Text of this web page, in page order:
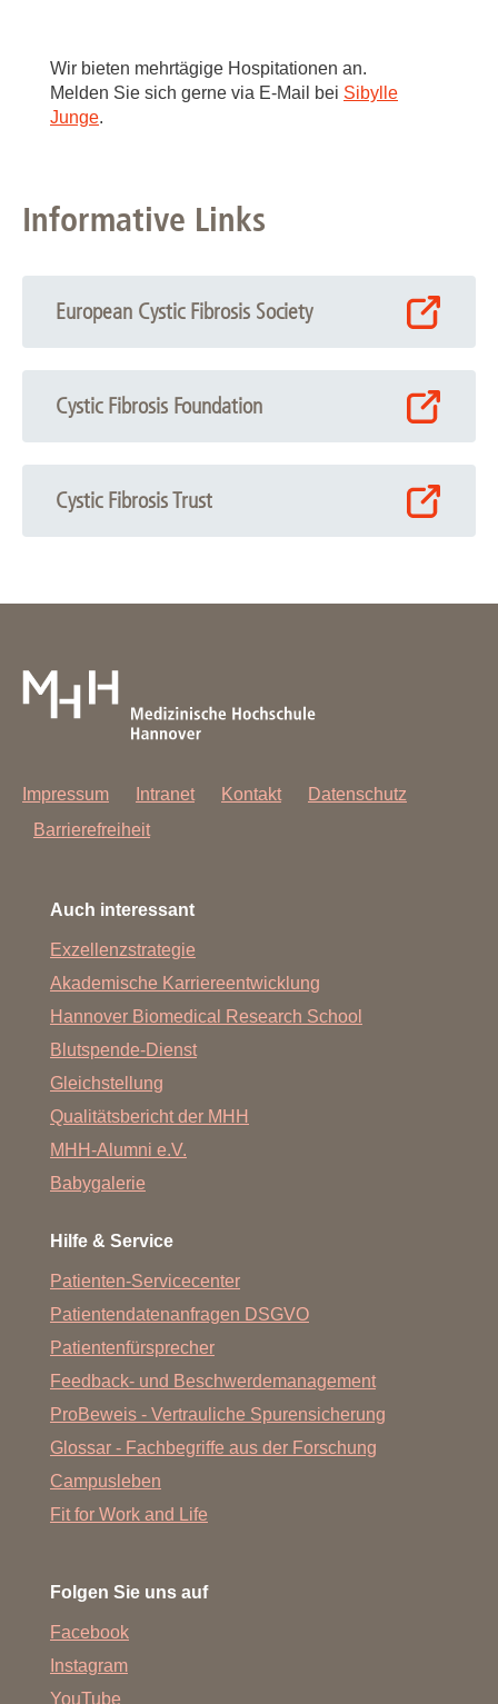
Wir bieten mehrtägige Hospitationen an.
Melden Sie sich gerne via E-Mail bei Sibylle
Junge.
Informative Links
European Cystic Fibrosis Society
Cystic Fibrosis Foundation
Cystic Fibrosis Trust
Impressum Intranet Kontakt
Datenschutz
Barrierefreiheit
Auch interessant
Exzellenzstrategie
Akademische Karriereentwicklung
Hannover Biomedical Research School
Blutspende-Dienst
Gleichstellung
Qualitätsbericht der MHH
MHH-Alumni e.V.
Babygalerie
Hilfe & Service
Patienten-Servicecenter
Patientendatenanfragen DSGVO
Patientenfürsprecher
Feedback- und Beschwerdemanagement
ProBeweis - Vertrauliche Spurensicherung
Glossar - Fachbegriffe aus der Forschung
Campusleben
Fit for Work and Life
Folgen Sie uns auf
Facebook
Instagram
YouTube